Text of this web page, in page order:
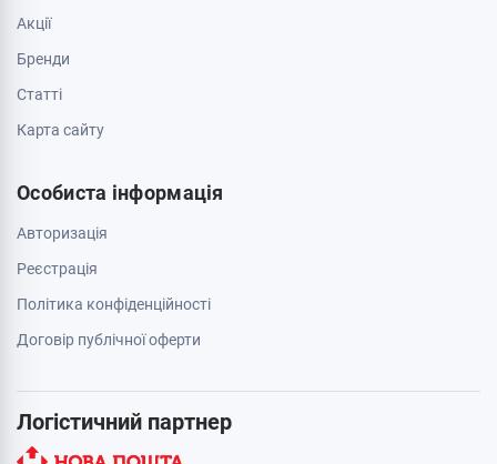
Акції
Бренди
Cтатті
Карта сайту
Особиста інформація
Авторизація
Реєстрація
Політика конфіденційності
Договір публічної оферти
Логістичний партнер